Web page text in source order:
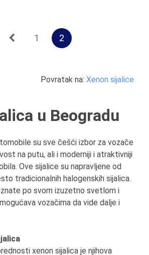
1 2
Povratak na: Xenon sijalice
u Beogradu
su sve češći izbor za vozače
na putu, ali i moderniji i atraktivniji
Ove sijalice su napravljene od
tradicionalnih halogenskih sijalica.
po svom izuzetno svetlom i
vozačima da vide dalje i
xenon sijalica je njihova